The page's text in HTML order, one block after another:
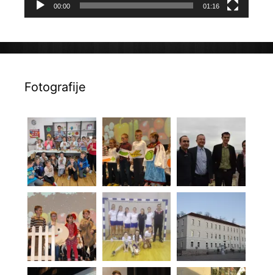
00:00 01:16
Fotografije